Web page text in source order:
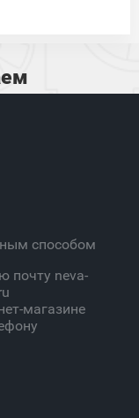
способом
почту neva-
магазине